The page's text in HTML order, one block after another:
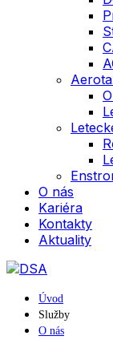
O nás
Kariéra
Kontakty
Aktuality
Úvod
Služby
O nás